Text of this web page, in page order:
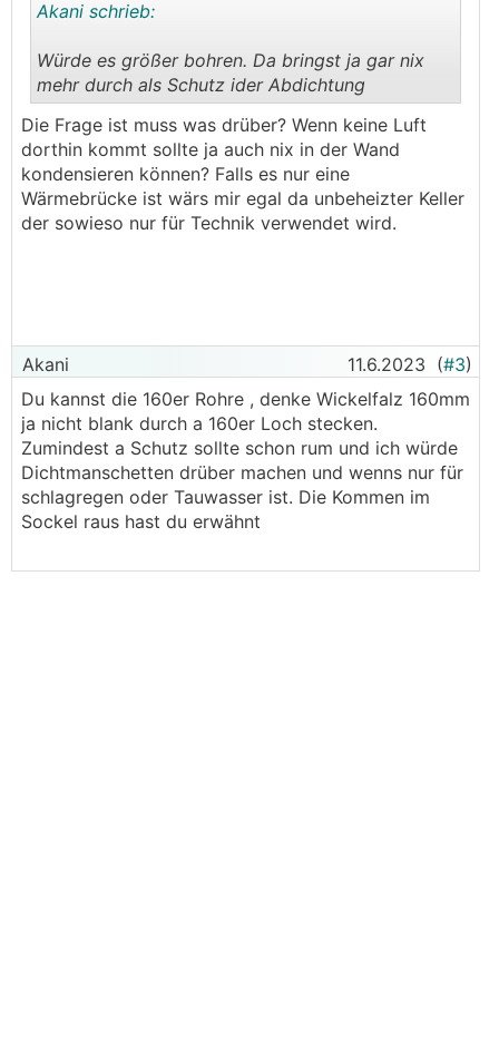
..
Akani schrieb:
Würde es größer bohren. Da bringst ja gar nix
mehr durch als Schutz ider Abdichtung
Die Frage ist muss was drüber? Wenn keine Luft
dorthin kommt sollte ja auch nix in der Wand
kondensieren können? Falls es nur eine
Wärmebrücke ist wärs mir egal da unbeheizter Keller
der sowieso nur für Technik verwendet wird.
Akani 11.6.2023 (#3)
Du kannst die 160er Rohre , denke Wickelfalz 160mm
ja nicht blank durch a 160er Loch stecken.
Zumindest a Schutz sollte schon rum und ich würde
Dichtmanschetten drüber machen und wenns nur für
schlagregen oder Tauwasser ist. Die Kommen im
Sockel raus hast du erwähnt